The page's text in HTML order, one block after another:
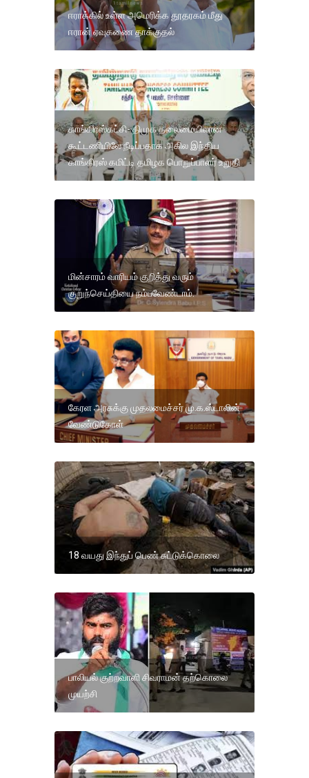
ஈராக்கில் உள்ள அமெரிக்க தூதரகம் மீது
ஈரான் ஏவுகணை தாக்குதல்
காங்கிரஸ்கட்சி- திமுக தலைமையிலான
கூட்டணியிலே நீடிப்பதாக அகில இந்திய
காங்கிரஸ் கமிட்டி தமிழக பொறுப்பாளர் உறுதி
மின்சாரம் வாரியம் குறித்து வரும்
குறுந்செய்தியை நம்பவேண்டாம்.
கேரள அரசுக்கு முதலமைச்சர் மு.க.ஸ்டாலின்
வேண்டுகோள்
18 வயது இந்துப் பெண் சுட்டுக்கொலை
பாலியல் குற்றவாளி சிவராமன் தற்கொலை
முயற்சி